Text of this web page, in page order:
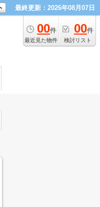
最終更新：2026年08月07日
00件
最近見た物件
00件
検討リスト